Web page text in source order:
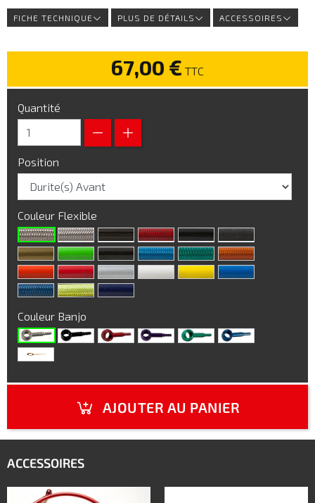
FICHE TECHNIQUE PLUS DE DÉTAILS ACCESSOIRES
67,00 € TTC
Quantité
Position
Couleur Flexible
Couleur Banjo
AJOUTER AU PANIER
ACCESSOIRES